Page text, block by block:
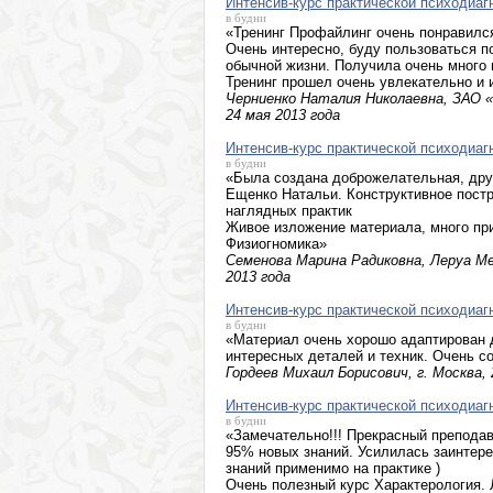
в будни
«Тренинг Профайлинг очень
Очень интересно, буду пользоваться
обычной жизни. Получила очень много
Тренинг прошел очень увлекательно и
Черниенко Наталия Николаевна, ЗАО
24 мая 2013 года
Интенсив-курс практической
в будни
«Была создана доброжелательная,
Ещенко Натальи. Конструктивное
наглядных практик
Живое изложение материала, много
Физиогномика»
Семенова Марина Радиковна, Леруа
2013 года
Интенсив-курс практической
в будни
«Материал очень хорошо адаптирован
интересных деталей и техник. Очень
Гордеев Михаил Борисович, г. Москва,
Интенсив-курс практической
в будни
«Замечательно!!! Прекрасный
95% новых знаний. Усилилась
знаний применимо на практике )
Очень полезный курс